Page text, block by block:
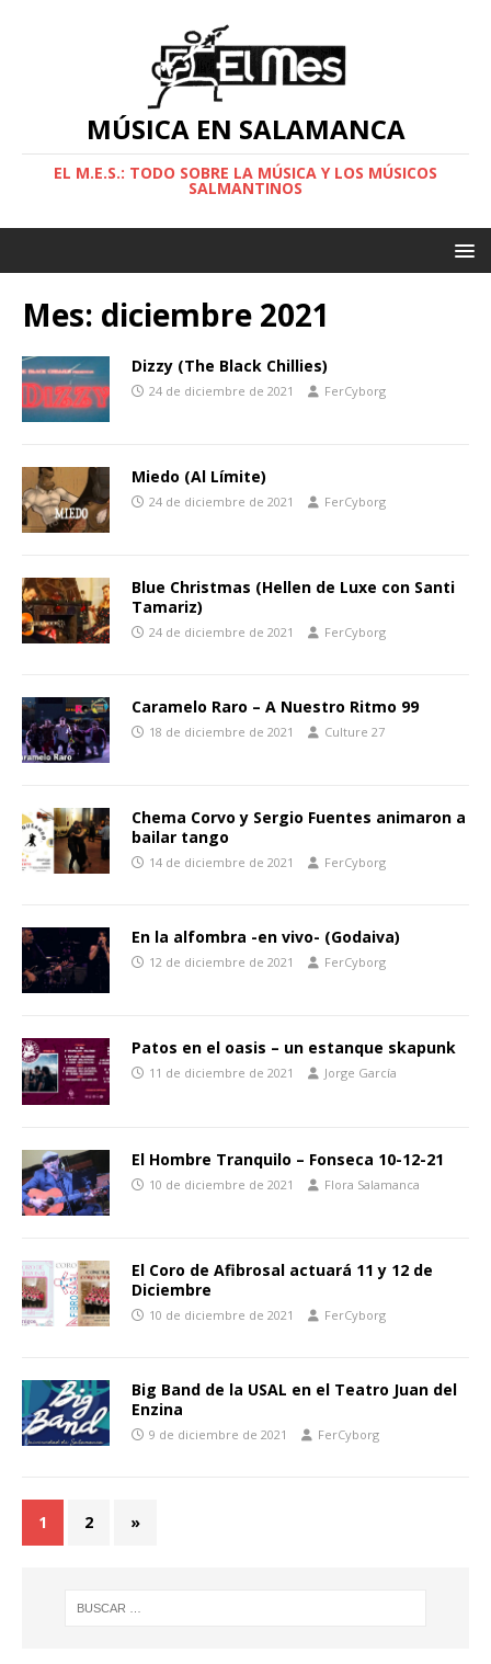
MÚSICA EN SALAMANCA
EL M.E.S.: TODO SOBRE LA MÚSICA Y LOS MÚSICOS
SALMANTINOS
Mes: diciembre 2021
Dizzy (The Black Chillies)
24 de diciembre de 2021 FerCyborg
Miedo (Al Límite)
24 de diciembre de 2021 FerCyborg
Blue Christmas (Hellen de Luxe con Santi
Tamariz)
24 de diciembre de 2021 FerCyborg
Caramelo Raro – A Nuestro Ritmo 99
18 de diciembre de 2021 Culture 27
Chema Corvo y Sergio Fuentes animaron a
bailar tango
14 de diciembre de 2021 FerCyborg
En la alfombra -en vivo- (Godaiva)
12 de diciembre de 2021 FerCyborg
Patos en el oasis – un estanque skapunk
11 de diciembre de 2021 Jorge García
El Hombre Tranquilo – Fonseca 10-12-21
10 de diciembre de 2021 Flora Salamanca
El Coro de Afibrosal actuará 11 y 12 de
Diciembre
10 de diciembre de 2021 FerCyborg
Big Band de la USAL en el Teatro Juan del
Enzina
9 de diciembre de 2021 FerCyborg
1 2 »